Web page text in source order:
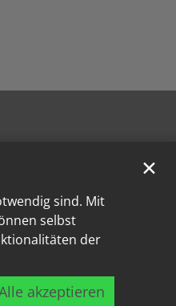
sind. Mit
selbst
der
akzeptieren
✕